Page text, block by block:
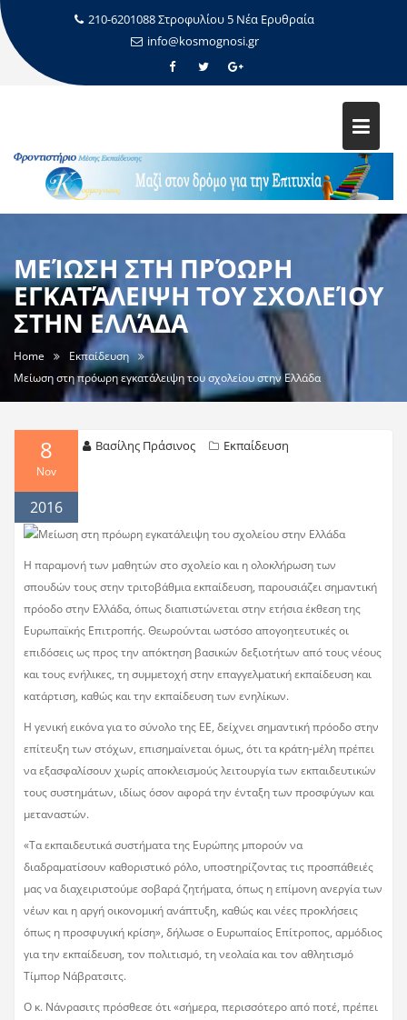
210-6201088 Στροφυλίου 5 Νέα Ερυθραία
info@kosmognosi.gr
ΜΕΊΩΣΗ ΣΤΗ ΠΡΌΩΡΗ
ΕΓΚΑΤΆΛΕΙΨΗ ΤΟΥ ΣΧΟΛΕΊΟΥ
ΣΤΗΝ ΕΛΛΆΔΑ
Home
Εκπαίδευση
Μείωση στη πρόωρη εγκατάλειψη του σχολείου στην Ελλάδα
8
Nov
2016
Βασίλης Πράσινος Εκπαίδευση
Η παραμονή των μαθητών στο σχολείο και η ολοκλήρωση των
σπουδών τους στην τριτοβάθμια εκπαίδευση, παρουσιάζει σημαντική
πρόοδο στην Ελλάδα, όπως διαπιστώνεται στην ετήσια έκθεση της
Ευρωπαϊκής Επιτροπής. Θεωρούνται ωστόσο απογοητευτικές οι
επιδόσεις ως προς την απόκτηση βασικών δεξιοτήτων από τους νέους
και τους ενήλικες, τη συμμετοχή στην επαγγελματική εκπαίδευση και
κατάρτιση, καθώς και την εκπαίδευση των ενηλίκων.
Η γενική εικόνα για το σύνολο της ΕΕ, δείχνει σημαντική πρόοδο στην
επίτευξη των στόχων, επισημαίνεται όμως, ότι τα κράτη-μέλη πρέπει
να εξασφαλίσουν χωρίς αποκλεισμούς λειτουργία των εκπαιδευτικών
τους συστημάτων, ιδίως όσον αφορά την ένταξη των προσφύγων και
μεταναστών.
«Τα εκπαιδευτικά συστήματα της Ευρώπης μπορούν να
διαδραματίσουν καθοριστικό ρόλο, υποστηρίζοντας τις προσπάθειές
μας να διαχειριστούμε σοβαρά ζητήματα, όπως η επίμονη ανεργία των
νέων και η αργή οικονομική ανάπτυξη, καθώς και νέες προκλήσεις
όπως η προσφυγική κρίση», δήλωσε ο Ευρωπαίος Επίτροπος, αρμόδιος
για την εκπαίδευση, τον πολιτισμό, τη νεολαία και τον αθλητισμό
Τίμπορ Νάβρατσιτς.
Ο κ. Νάνρασιτς πρόσθεσε ότι «σήμερα, περισσότερο από ποτέ, πρέπει